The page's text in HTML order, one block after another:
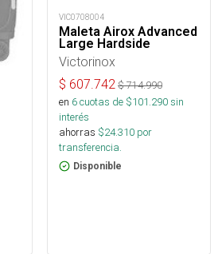
VIC0708004
Maleta Airox Advanced
Large Hardside
Victorinox
$ 607.742 $714.990
en 6cuotas de $101.290sin
interés
ahorras $24.310 por
transferencia.
Disponible